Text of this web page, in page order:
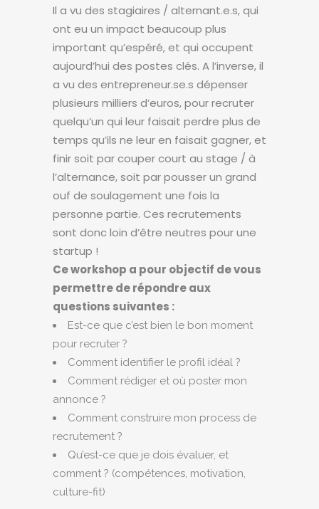
Il a vu des stagiaires / alternant.e.s, qui
ont eu un impact beaucoup plus
important qu’espéré, et qui occupent
aujourd’hui des postes clés. A l’inverse, il
a vu des entrepreneur.se.s dépenser
plusieurs milliers d’euros, pour recruter
quelqu’un qui leur faisait perdre plus de
temps qu’ils ne leur en faisait gagner, et
finir soit par couper court au stage / à
l’alternance, soit par pousser un grand
ouf de soulagement une fois la
personne partie. Ces recrutements
sont donc loin d’être neutres pour une
startup !
Ce workshop a pour objectif de vous
permettre de répondre aux
questions suivantes :
Est-ce que c’est bien le bon moment
pour recruter ?
Comment identifier le profil idéal ?
Comment rédiger et où poster mon
annonce ?
Comment construire mon process de
recrutement ?
Qu’est-ce que je dois évaluer, et
comment ? (compétences, motivation,
culture-fit)